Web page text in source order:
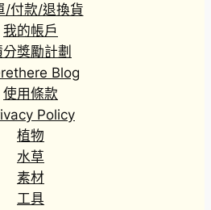
/付款/退換貨
我的帳戶
獎勵計劃
Blog
使用條款
Policy
植物
水草
素材
工具